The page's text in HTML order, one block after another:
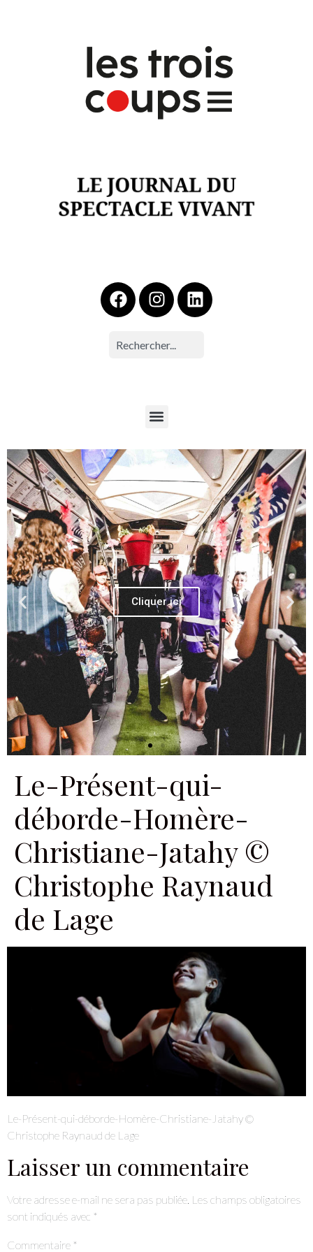
Cliquer ici
Le-Présent-qui-
déborde-Homère-
Christiane-Jatahy ©
Christophe Raynaud
de Lage
Le-Présent-qui-déborde-Homère-Christiane-Jatahy ©
Christophe Raynaud de Lage
Laisser un commentaire
Votre adresse e-mail ne sera pas publiée. Les champs obligatoires
sont indiqués avec *
Commentaire *